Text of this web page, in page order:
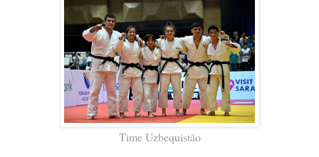
Time Uzbequistão